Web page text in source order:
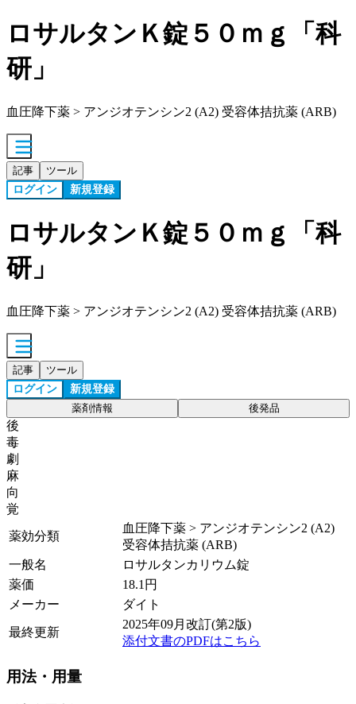
ロサルタンＫ錠５０ｍｇ「科
研」
血圧降下薬 > アンジオテンシン2 (A2) 受容体拮抗薬 (ARB)
記事 ツール
ログイン 新規登録
ロサルタンＫ錠５０ｍｇ「科
研」
血圧降下薬 > アンジオテンシン2 (A2) 受容体拮抗薬 (ARB)
記事 ツール
ログイン 新規登録
薬剤情報 後発品
後
毒
劇
麻
向
覚
薬効分類
血圧降下薬 > アンジオテンシン2 (A2)
受容体拮抗薬 (ARB)
一般名
ロサルタンカリウム錠
薬価
18.1 円
メーカー
ダイト
最終更新
2025年09月改訂(第2版)
添付文書のPDFはこちら
用法・用量